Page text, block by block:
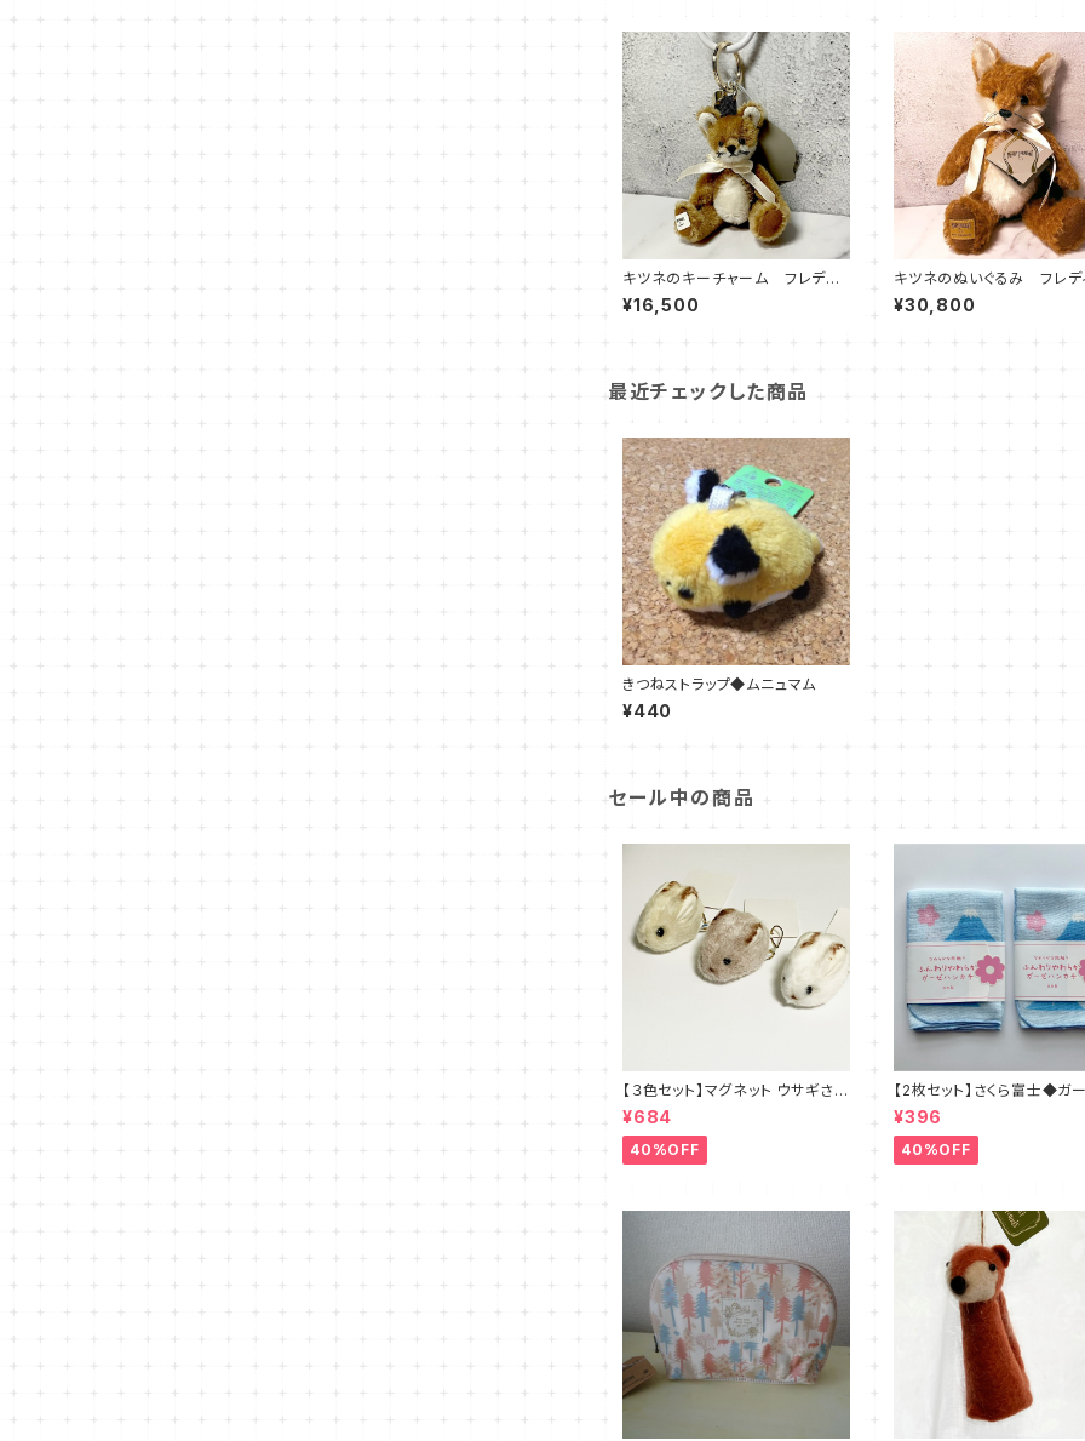
キツネのキーチャーム フレディ
フォックス MERRYTHOUGHT
（メリーソート）
¥16,500
キツネのぬいぐるみ フレデ
ォックス
リーソート）
¥30,800
最近チェックした商品
きつねストラップ◆ムニュマム
¥440
セール中の商品
【３色セット】マグネット ウサギさん
◆ブラウン・ホワイト・ベージュ
¥684
40%OFF
【2枚セット】さくら富士◆ガ
ハンカチ 日本製
¥396
40%OFF